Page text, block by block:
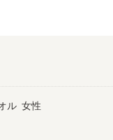
ル 女性